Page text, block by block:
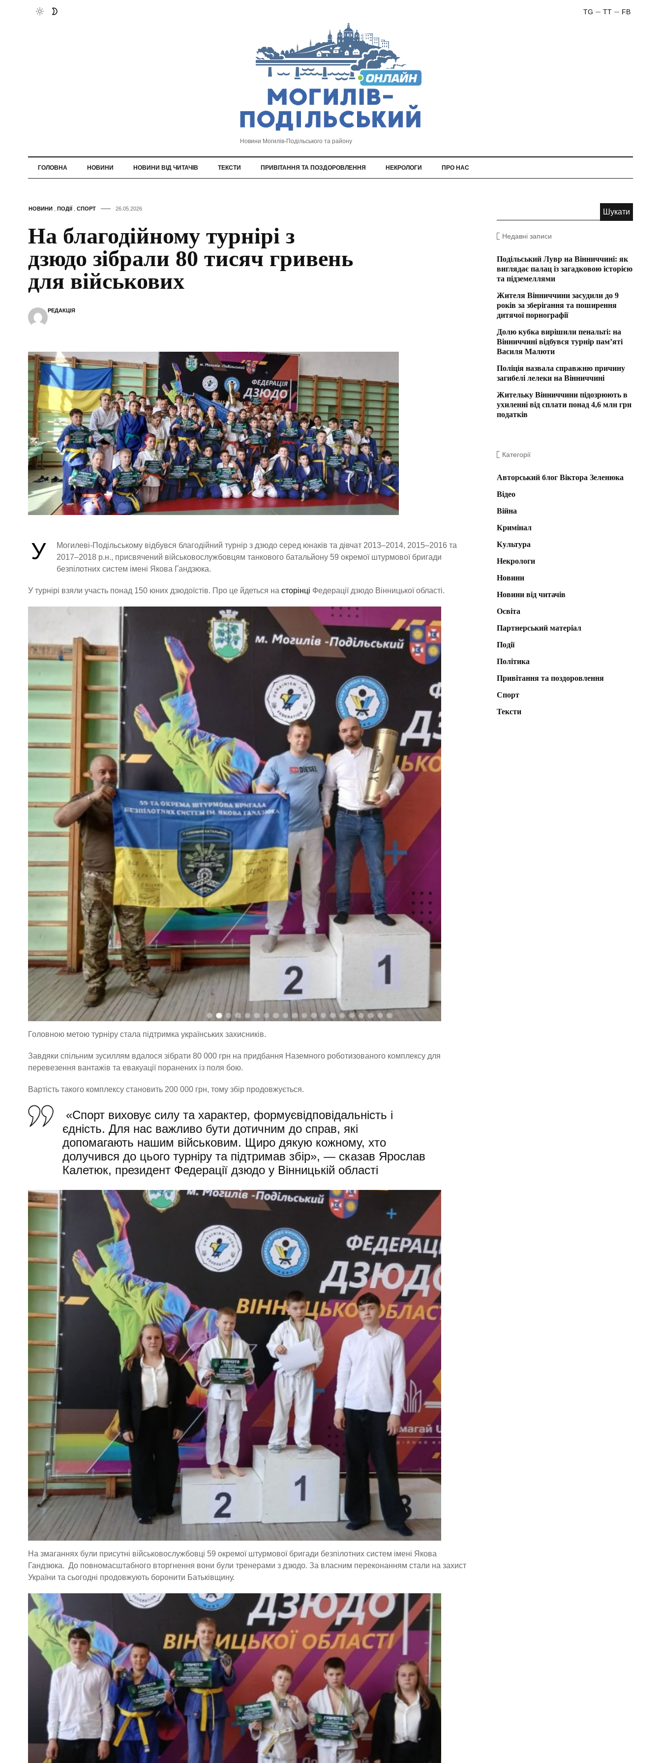
FB
TT
TG
Новини Могилів-Подільського та району
ГОЛОВНА НОВИНИ НОВИНИ ВІД ЧИТАЧІВ ТЕКСТИ ПРИВІТАННЯ ТА ПОЗДОРОВЛЕННЯ НЕКРОЛОГИ ПРО НАС
НОВИНИ ПОДІЇ СПОРТ 26.05.2026
На благодійному турнірі з
дзюдо зібрали 80 тисяч гривень
для військових
РЕДАКЦІЯ
У
Могилеві-Подільському відбувся благодійний турнір з дзюдо серед юнаків та дівчат 2013–2014, 2015–2016 та
2017–2018 р.н., присвячений військовослужбовцям танкового батальйону 59 окремої штурмової бригади
безпілотних систем імені Якова Гандзюка.
У турнірі взяли участь понад 150 юних дзюдоїстів. Про це йдеться на сторінці Федерації дзюдо Вінницької області.
Головною метою турніру стала підтримка українських захисників.
Завдяки спільним зусиллям вдалося зібрати 80 000 грн на придбання Наземного роботизованого комплексу для
перевезення вантажів та евакуації поранених із поля бою.
Вартість такого комплексу становить 200 000 грн, тому збір продовжується.
«Спорт виховує силу та характер, формуєвідповідальність і
єдність. Для нас важливо бути дотичним до справ, які
допомагають нашим військовим. Щиро дякую кожному, хто
долучився до цього турніру та підтримав збір», — сказав Ярослав
Калетюк, президент Федерації дзюдо у Вінницькій області
На змаганнях були присутні військовослужбовці 59 окремої штурмової бригади безпілотних систем імені Якова
Гандзюка. До повномасштабного вторгнення вони були тренерами з дзюдо. За власним переконанням стали на захист
України та сьогодні продовжують боронити Батьківщину.
Недавні записи
Подільський Лувр на Вінниччині: як
виглядає палац із загадковою історією
та підземеллями
Жителя Вінниччини засудили до 9
років за зберігання та поширення
дитячої порнографії
Долю кубка вирішили пенальті: на
Вінниччині відбувся турнір пам’яті
Василя Малюти
Поліція назвала справжню причину
загибелі лелеки на Вінниччині
Жительку Вінниччини підозрюють в
ухиленні від сплати понад 4,6 млн грн
податків
Категорії
Авторський блог Віктора Зеленюка
Відео
Війна
Кримінал
Культура
Некрологи
Новини
Новини від читачів
Освіта
Партнерський матеріал
Події
Політика
Привітання та поздоровлення
Спорт
Тексти